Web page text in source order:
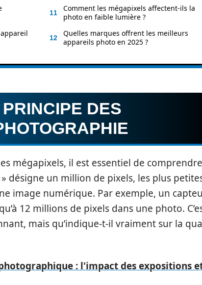
Comment les mégapixels affectent-ils la
photo en faible lumière ?
Quelles marques offrent les meilleurs
appareils photo en 2025 ?
DES
mégapixels, il est essentiel de
désigne un million de pixels, les plus
image numérique. Par exemple, un
12 millions de pixels dans une photo.
mais qu’indique-t-il vraiment sur la
: l'impact des expositions